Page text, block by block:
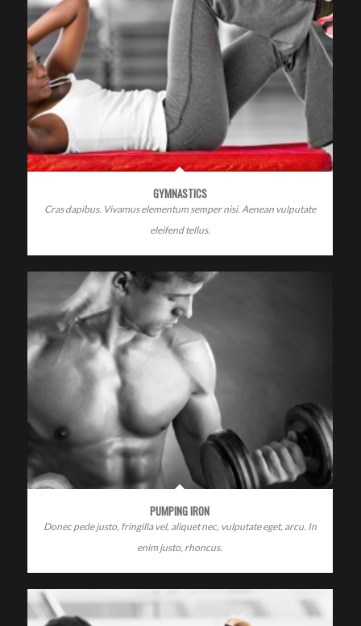
GYMNASTICS
Cras dapibus. Vivamus elementum semper nisi. Aenean vulputate
eleifend tellus.
PUMPING IRON
Donec pede justo, fringilla vel, aliquet nec, vulputate eget, arcu. In
enim justo, rhoncus.